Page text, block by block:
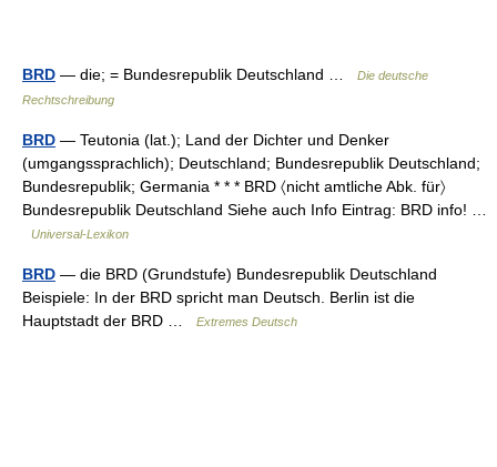
BRD — die; = Bundesrepublik Deutschland …
Die deutsche
Rechtschreibung
BRD — Teutonia (lat.); Land der Dichter und Denker
(umgangssprachlich); Deutschland; Bundesrepublik Deutschland;
Bundesrepublik; Germania * * * BRD 〈nicht amtliche Abk. für〉
Bundesrepublik Deutschland Siehe auch Info Eintrag: BRD info! …
Universal-Lexikon
BRD — die BRD (Grundstufe) Bundesrepublik Deutschland
Beispiele: In der BRD spricht man Deutsch. Berlin ist die
Hauptstadt der BRD …
Extremes Deutsch